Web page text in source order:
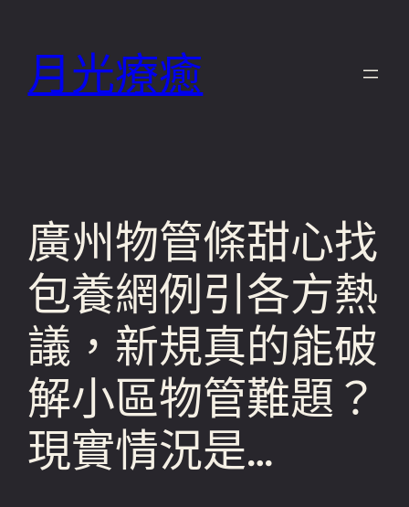
月光療癒
廣州物管條甜心找
包養網例引各方熱
議，新規真的能破
解小區物管難題？
現實情況是…